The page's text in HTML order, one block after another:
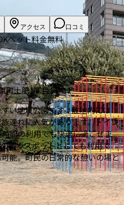
アクセス 口コミ
ペット料金無料
町土肥1丁目11−11
い地域公園です。敷地内には
連れに人気があります。トイレ
間の利用でも快適に過ごせま
散歩スポットとしても利用で
能。町民の日常的な憩いの場と